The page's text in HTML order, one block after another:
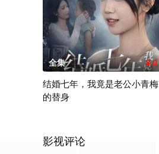
全集 8.0
结婚七年，我竟是老公小青梅
的替身
影视评论